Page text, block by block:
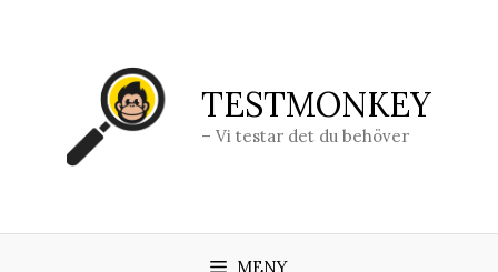
TESTMONKEY
– Vi testar det du behöver
MENY